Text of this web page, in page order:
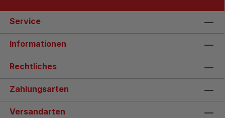
Service
Informationen
Rechtliches
Zahlungsarten
Versandarten